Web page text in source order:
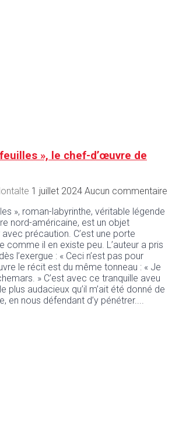
», le chef-d’œuvre de
1 juillet 2024 Aucun commentaire
», roman-labyrinthe, véritable légende
nord-américaine, est un objet
précaution. C’est une porte
comme il en existe peu. L’auteur a pris
l’exergue : « Ceci n’est pas pour
le récit est du même tonneau : « Je
» C’est avec ce tranquille aveu
plus audacieux qu’il m’ait été donné de
en nous défendant d’y pénétrer.